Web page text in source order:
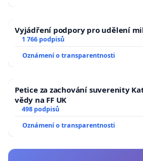
Vyjádření podpory pro udělení
1 766 podpisů
Oznámení o transparentnosti
Petice za zachování suverenity
vědy na FF UK
498 podpisů
Oznámení o transparentnosti